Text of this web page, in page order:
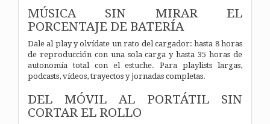
MÚSICA SIN MIRAR EL
PORCENTAJE DE BATERÍA
Dale al play y olvídate un rato del cargador: hasta 8 horas
de reproducción con una sola carga y hasta 35 horas de
autonomía total con el estuche. Para playlists largas,
podcasts, vídeos, trayectos y jornadas completas.
DEL MÓVIL AL PORTÁTIL SIN
CORTAR EL ROLLO